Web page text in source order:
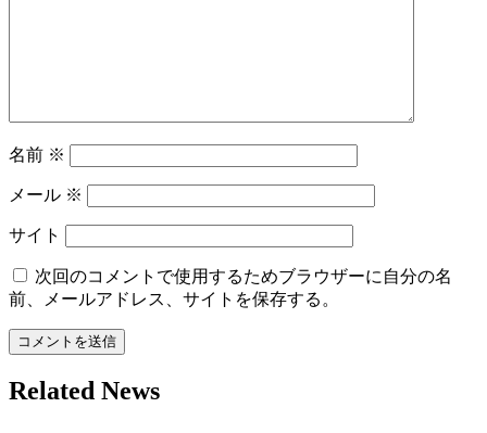
名前 ※
メール ※
サイト
次回のコメントで使用するためブラウザーに自分の名
前、メールアドレス、サイトを保存する。
Related News